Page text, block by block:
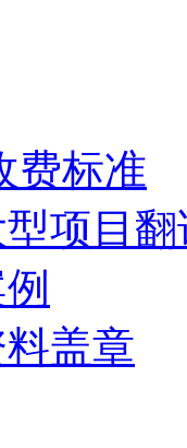
费标准
项目翻
盖章